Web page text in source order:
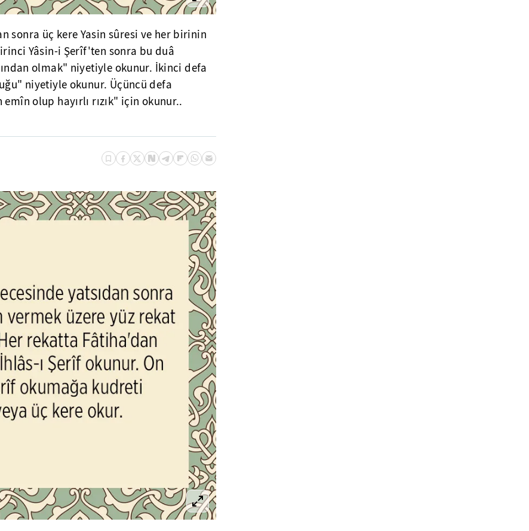
sonra üç kere Yasin sûresi ve her birinin
Yâsin-i Şerîf'ten sonra bu duâ
olmak" niyetiyle okunur. İkinci defa
niyetiyle okunur. Üçüncü defa
olup hayırlı rızık" için okunur..